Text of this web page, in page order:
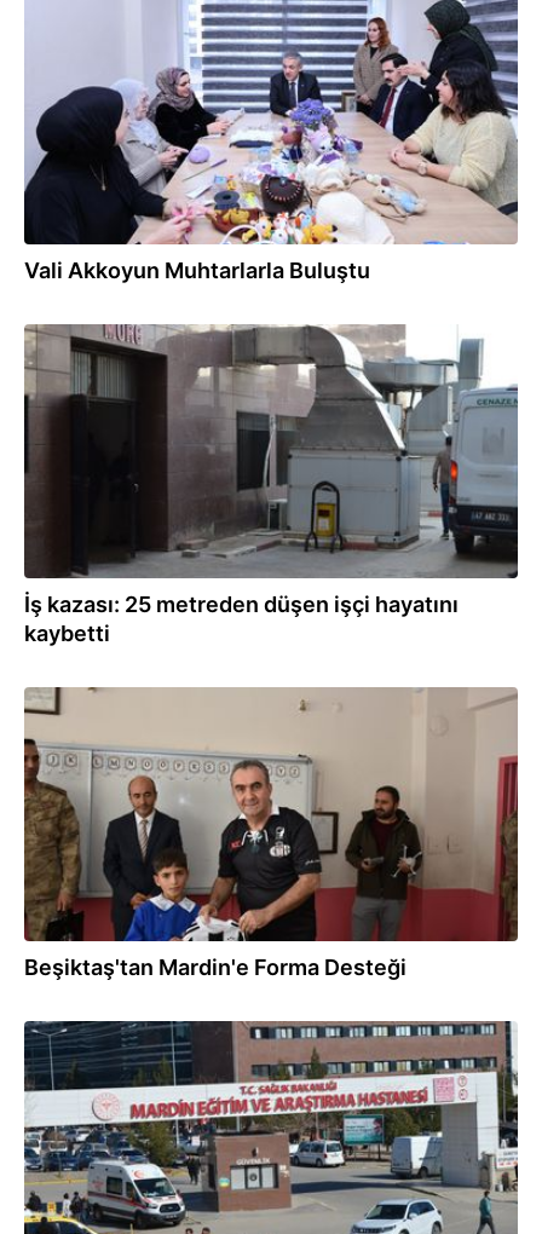
Vali Akkoyun Muhtarlarla Buluştu
02.12.2025
İş kazası: 25 metreden düşen işçi hayatını
kaybetti
22.11.2025
Beşiktaş'tan Mardin'e Forma Desteği
19.11.2025